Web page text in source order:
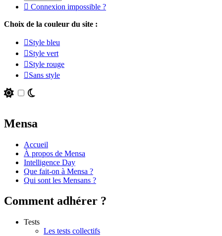
Connexion impossible ?
Choix de la couleur du site :
Style bleu
Style vert
Style rouge
Sans style
Mensa
Accueil
À propos de Mensa
Intelligence Day
Que fait-on à Mensa ?
Qui sont les Mensans ?
Comment adhérer ?
Tests
Les tests collectifs